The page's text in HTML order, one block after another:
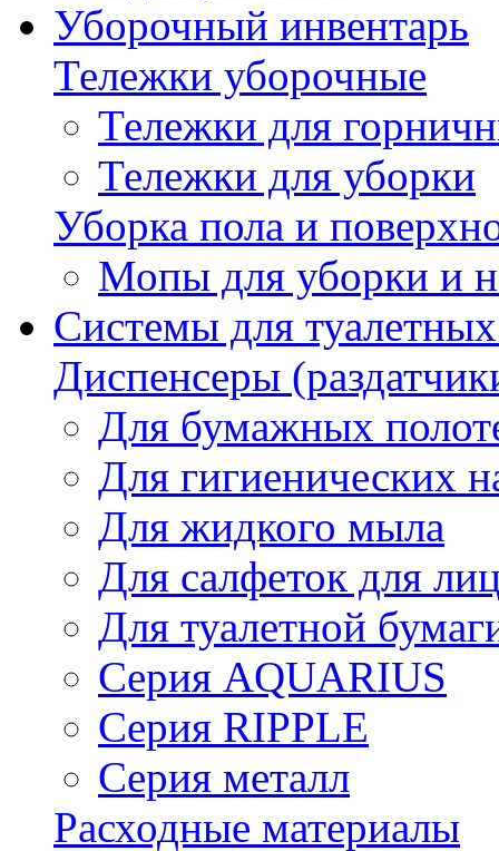
Уборочный инвентарь
Тележки уборочные
Тележки для
Тележки для уборки
Уборка пола и
Мопы для уборки и
Системы для
Диспенсеры
Для бумажных
Для гигиенических
Для жидкого мыла
Для салфеток для
Для туалетной
Серия AQUARIUS
Серия RIPPLE
Серия металл
Расходные материалы